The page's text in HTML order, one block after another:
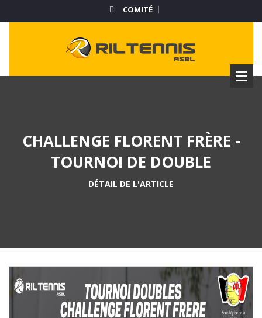
COMITÉ
CHALLENGE FLORENT FRÈRE -
TOURNOI DE DOUBLE
DÉTAIL DE L'ARTICLE